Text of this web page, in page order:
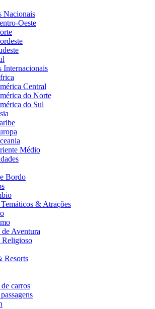
Nacionais
Oeste
Internacionais
Central
do Norte
do Sul
Médio
Bordo
Temáticos & Atrações
Aventura
Religioso
Resorts
carros